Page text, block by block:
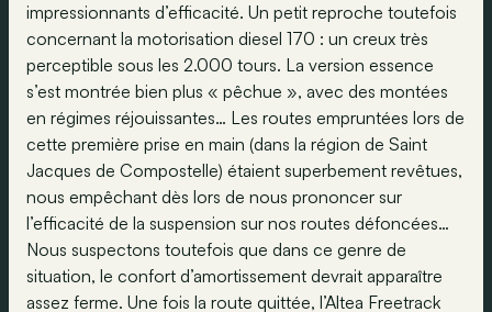
impressionnants d’efficacité. Un petit reproche toutefois
concernant la motorisation diesel 170 : un creux très
perceptible sous les 2.000 tours. La version essence
s’est montrée bien plus « pêchue », avec des montées
en régimes réjouissantes… Les routes empruntées lors de
cette première prise en main (dans la région de Saint
Jacques de Compostelle) étaient superbement revêtues,
nous empêchant dès lors de nous prononcer sur
l’efficacité de la suspension sur nos routes défoncées…
Nous suspectons toutefois que dans ce genre de
situation, le confort d’amortissement devrait apparaître
assez ferme. Une fois la route quittée, l’Altea Freetrack